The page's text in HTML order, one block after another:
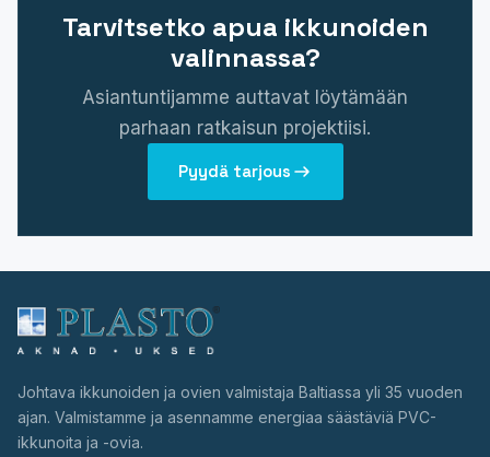
Tarvitsetko apua ikkunoiden
valinnassa?
Asiantuntijamme auttavat löytämään
parhaan ratkaisun projektiisi.
Pyydä tarjous
Johtava ikkunoiden ja ovien valmistaja Baltiassa yli 35 vuoden
ajan. Valmistamme ja asennamme energiaa säästäviä PVC-
ikkunoita ja -ovia.